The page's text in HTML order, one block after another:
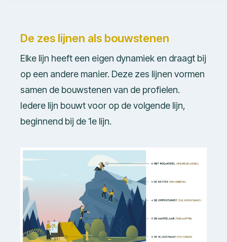
De zes lijnen als bouwstenen
Elke lijn heeft een eigen dynamiek en draagt bij
op een andere manier. Deze zes lijnen vormen
samen de bouwstenen van de profielen.
Iedere lijn bouwt voor op de volgende lijn,
beginnend bij de 1e lijn.